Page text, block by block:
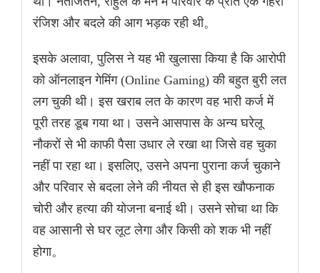
रंजिश और बदले की आग भड़क रही थी。
इसके अलावा, पुलिस ने यह भी खुलासा किया है कि आरोपी
को ऑनलाइन गेमिंग (Online Gaming) की बहुत बुरी लत
लग चुकी थी। इस खराब लत के कारण वह भारी कर्ज में
पूरी तरह डूब गया था। उसने आसपास के अन्य घरेलू
नौकरों से भी काफी पैसा उधार ले रखा था जिसे वह चुका
नहीं पा रहा था। इसलिए, उसने अपना पुराना कर्ज चुकाने
और परिवार से बदला लेने की नीयत से ही इस खौफनाक
चोरी और हत्या की योजना बनाई थी। उसने सोचा था कि
वह आसानी से घर लूट लेगा और किसी को शक भी नहीं
होगा。